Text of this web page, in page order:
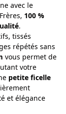
avec le
100 %
.
tissés
répétés sans
vous permet de
votre
petite ficelle
et élégance